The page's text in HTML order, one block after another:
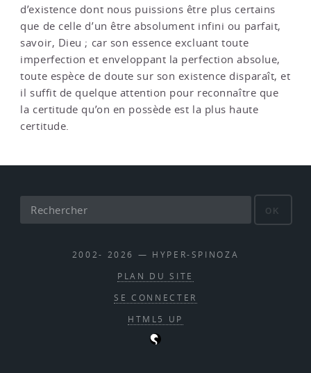
d’existence dont nous puissions être plus certains
que de celle d’un être absolument infini ou parfait,
savoir, Dieu ; car son essence excluant toute
imperfection et enveloppant la perfection absolue,
toute espèce de doute sur son existence disparaît, et
il suffit de quelque attention pour reconnaître que
la certitude qu’on en possède est la plus haute
certitude.
OK
2002- 2026 — HYPER-SPINOZA
PLAN DU SITE
SE CONNECTER
HTML5 UP